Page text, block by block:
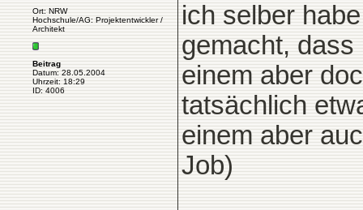
Ort: NRW
Hochschule/AG: Projektentwickler /
Architekt
Beitrag
Datum: 28.05.2004
Uhrzeit: 18:29
ID: 4006
ich selber
gemacht,
einem aber
tatsächlich
einem aber
Job)